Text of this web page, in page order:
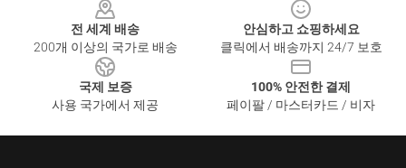
전 세계 배송
200개 이상의 국가로 배송
안심하고 쇼핑하세요
클릭에서 배송까지 24/7 보호
국제 보증
사용 국가에서 제공
100% 안전한 결제
페이팔 / 마스터카드 / 비자